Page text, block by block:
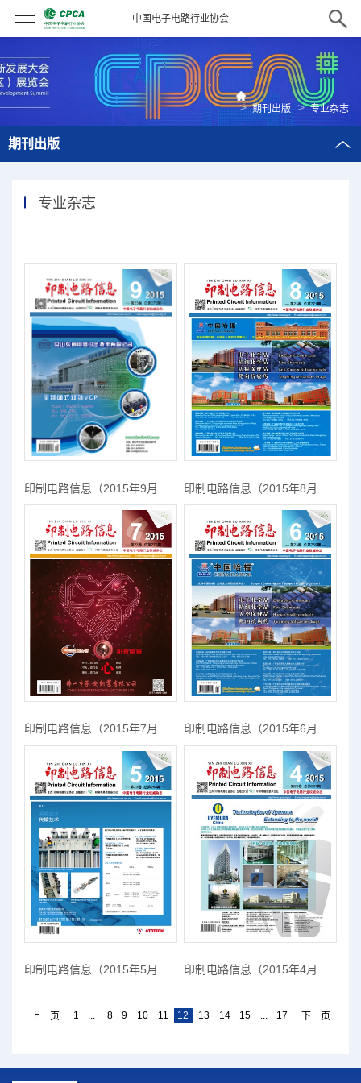
中国电子电路行业协会
> 期刊出版 > 专业杂志
期刊出版
专业杂志
印制电路信息（2015年7月期） 印制电路信息（2015年6月期）
印制电路信息（2015年5月期） 印制电路信息（2015年4月期）
上一页 1 ... 8 9 10 11 12 13 14 15 ... 17 下一页